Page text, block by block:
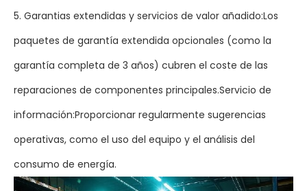
5. Garantias extendidas y servicios de valor añadido:Los
paquetes de garantía extendida opcionales (como la
garantía completa de 3 años) cubren el coste de las
reparaciones de componentes principales.Servicio de
información:Proporcionar regularmente sugerencias
operativas, como el uso del equipo y el análisis del
consumo de energía.